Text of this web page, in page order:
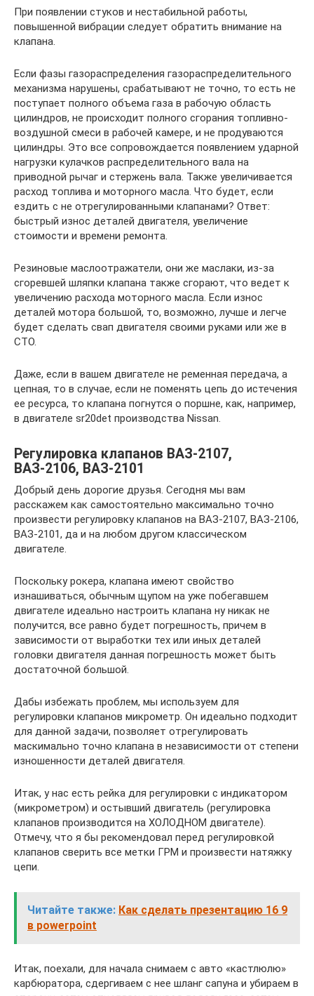
При появлении стуков и нестабильной работы,
повышенной вибрации следует обратить внимание на
клапана.
Если фазы газораспределения газораспределительного
механизма нарушены, срабатывают не точно, то есть не
поступает полного объема газа в рабочую область
цилиндров, не происходит полного сгорания топливно-
воздушной смеси в рабочей камере, и не продуваются
цилиндры. Это все сопровождается появлением ударной
нагрузки кулачков распределительного вала на
приводной рычаг и стержень вала. Также увеличивается
расход топлива и моторного масла. Что будет, если
ездить с не отрегулированными клапанами? Ответ:
быстрый износ деталей двигателя, увеличение
стоимости и времени ремонта.
Резиновые маслоотражатели, они же маслаки, из-за
сгоревшей шляпки клапана также сгорают, что ведет к
увеличению расхода моторного масла. Если износ
деталей мотора большой, то, возможно, лучше и легче
будет сделать свап двигателя своими руками или же в
СТО.
Даже, если в вашем двигателе не ременная передача, а
цепная, то в случае, если не поменять цепь до истечения
ее ресурса, то клапана погнутся о поршне, как, например,
в двигателе sr20det производства Nissan.
Регулировка клапанов ВАЗ-2107,
ВАЗ-2106, ВАЗ-2101
Добрый день дорогие друзья. Сегодня мы вам
расскажем как самостоятельно максимально точно
произвести регулировку клапанов на ВАЗ-2107, ВАЗ-2106,
ВАЗ-2101, да и на любом другом классическом
двигателе.
Поскольку рокера, клапана имеют свойство
изнашиваться, обычным щупом на уже побегавшем
двигателе идеально настроить клапана ну никак не
получится, все равно будет погрешность, причем в
зависимости от выработки тех или иных деталей
головки двигателя данная погрешность может быть
достаточной большой.
Дабы избежать проблем, мы используем для
регулировки клапанов микрометр. Он идеально подходит
для данной задачи, позволяет отрегулировать
маскимально точно клапана в независимости от степени
изношенности деталей двигателя.
Итак, у нас есть рейка для регулировки с индикатором
(микрометром) и остывший двигатель (регулировка
клапанов производится на ХОЛОДНОМ двигателе).
Отмечу, что я бы рекомендовал перед регулировкой
клапанов сверить все метки ГРМ и произвести натяжку
цепи.
Читайте также: Как сделать презентацию 16 9
в powerpoint
Итак, поехали, для начала снимаем с авто «кастлюлю»
карбюратора, сдергиваем с нее шланг сапуна и убираем в